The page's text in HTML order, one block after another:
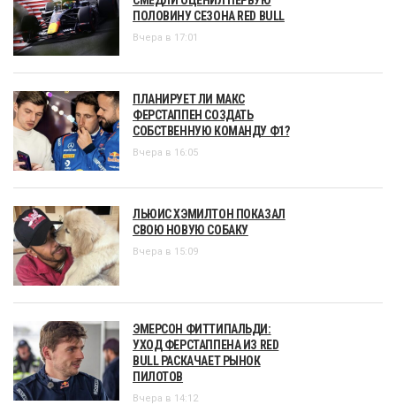
ПОЛОВИНУ СЕЗОНА RED BULL
Вчера в 17:01
ПЛАНИРУЕТ ЛИ МАКС
ФЕРСТАППЕН СОЗДАТЬ
СОБСТВЕННУЮ КОМАНДУ Ф1?
Вчера в 16:05
ЛЬЮИС ХЭМИЛТОН ПОКАЗАЛ
СВОЮ НОВУЮ СОБАКУ
Вчера в 15:09
ЭМЕРСОН ФИТТИПАЛЬДИ:
УХОД ФЕРСТАППЕНА ИЗ RED
BULL РАСКАЧАЕТ РЫНОК
ПИЛОТОВ
Вчера в 14:12